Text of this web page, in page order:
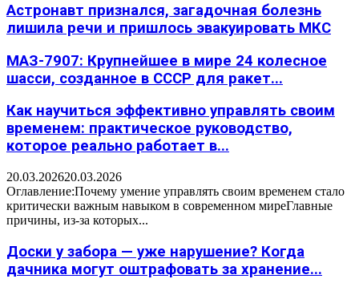
Астронавт признался, загадочная болезнь
лишила речи и пришлось эвакуировать МКС
МАЗ-7907: Крупнейшее в мире 24 колесное
шасси, созданное в СССР для ракет...
Как научиться эффективно управлять своим
временем: практическое руководство,
которое реально работает в...
20.03.202620.03.2026
Оглавление:Почему умение управлять своим временем стало
критически важным навыком в современном миреГлавные
причины, из-за которых...
Доски у забора — уже нарушение? Когда
дачника могут оштрафовать за хранение...